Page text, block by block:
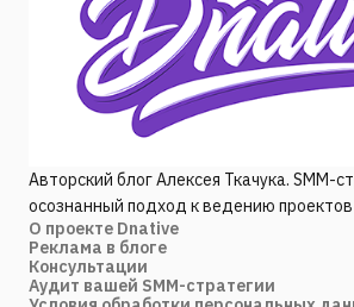
Авторский блог Алексея Ткачука. SMM-
осознанный подход к ведению проектов
О проекте Dnative
Реклама в блоге
Консультации
Аудит вашей SMM-стратегии